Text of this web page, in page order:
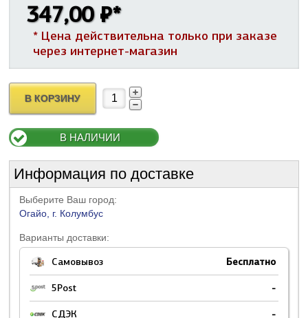
347,00 ₽*
* Цена действительна только при заказе
через интернет-магазин
В КОРЗИНУ
В НАЛИЧИИ
Информация по доставке
Выберите Ваш город:
Огайо, г. Колумбус
Варианты доставки:
Самовывоз Бесплатно
5Post -
СДЭК -